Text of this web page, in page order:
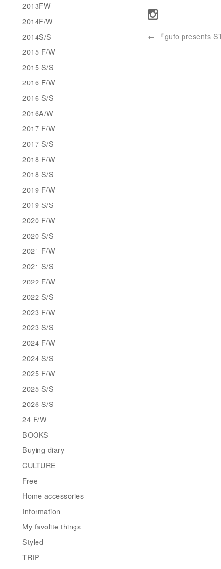
← 『gufo presents
2013FW
2014F/W
2014S/S
2015 F/W
2015 S/S
2016 F/W
2016 S/S
2016A/W
2017 F/W
2017 S/S
2018 F/W
2018 S/S
2019 F/W
2019 S/S
2020 F/W
2020 S/S
2021 F/W
2021 S/S
2022 F/W
2022 S/S
2023 F/W
2023 S/S
2024 F/W
2024 S/S
2025 F/W
2025 S/S
2026 S/S
24 F/W
BOOKS
Buying diary
CULTURE
Free
Home accessories
Information
My favolite things
Styled
TRIP